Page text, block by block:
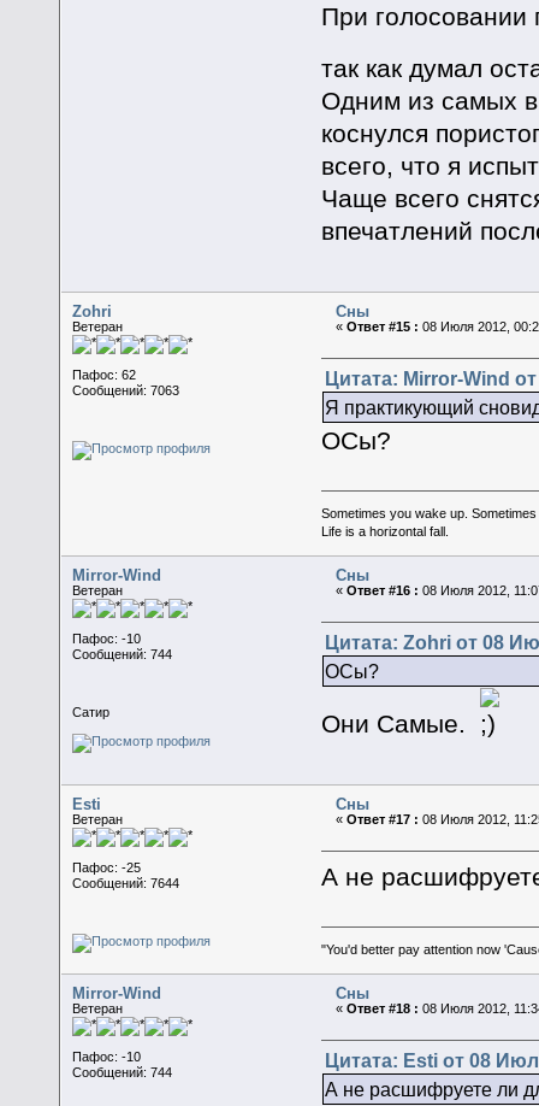
При голосовании
так как думал
Одним из самых
коснулся
всего, что я
Чаще всего
впечатлений
Zohri
Ветеран
Пафос: 62
Сообщений: 7063
Сны
«Ответ #15 : 08 Июля 2012,
Цитата: Mirror-Wind
Я практикующий
ОСы?
Sometimes you wake up.
Life is a horizontal fall.
Mirror-Wind
Ветеран
Пафос: -10
Сообщений: 744
Сатир
Сны
«Ответ #16 : 08 Июля 2012,
Цитата: Zohri от 08
ОСы?
Они Самые.
Esti
Ветеран
Пафос: -25
Сообщений: 7644
Сны
«Ответ #17 : 08 Июля 2012,
А не
"You'd better pay attention now
Mirror-Wind
Ветеран
Пафос: -10
Сообщений: 744
Сны
«Ответ #18 : 08 Июля 2012,
Цитата: Esti от 08
А не расшифруете ли